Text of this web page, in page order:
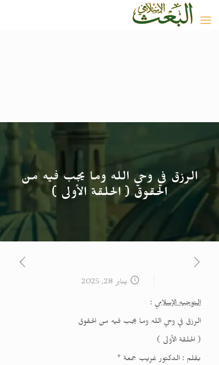
الرزق في وحي الله وما يجب فيه من
الحقوق ( الحلقة الأولى )
يناير 28, 2025
التوجيه الإسلامي :
الرزق في وحي الله وما يجب فيه من الحقوق
( الحلقة الأولى )
بقلم : الدكتور غريب جمعة *